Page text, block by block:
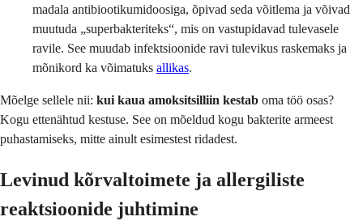
madala antibiootikumidoosiga, õpivad seda võitlema ja võivad
muutuda „superbakteriteks“, mis on vastupidavad tulevasele
ravile. See muudab infektsioonide ravi tulevikus raskemaks ja
mõnikord ka võimatuks allikas.
Mõelge sellele nii: kui kaua amoksitsilliin kestab oma töö osas?
Kogu ettenähtud kestuse. See on mõeldud kogu bakterite armeest
puhastamiseks, mitte ainult esimestest ridadest.
Levinud kõrvaltoimete ja allergiliste
reaktsioonide juhtimine